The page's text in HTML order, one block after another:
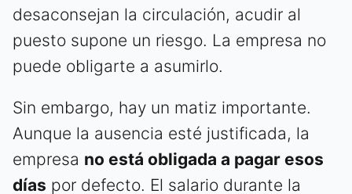
desaconsejan la circulación, acudir al
puesto supone un riesgo. La empresa no
puede obligarte a asumirlo.
Sin embargo, hay un matiz importante.
Aunque la ausencia esté justificada, la
empresa no está obligada a pagar esos
días por defecto. El salario durante la